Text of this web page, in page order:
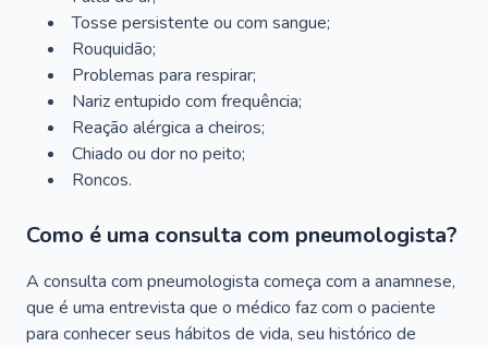
Tosse persistente ou com sangue;
Rouquidão;
Problemas para respirar;
Nariz entupido com frequência;
Reação alérgica a cheiros;
Chiado ou dor no peito;
Roncos.
Como é uma consulta com pneumologista?
A consulta com pneumologista começa com a anamnese,
que é uma entrevista que o médico faz com o paciente
para conhecer seus hábitos de vida, seu histórico de